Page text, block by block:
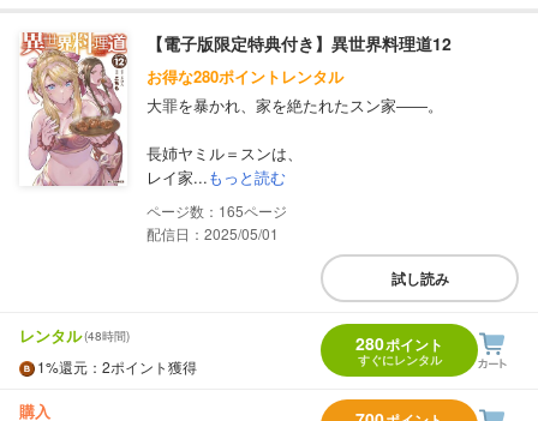
【電子版限定特典付き】異世界料理道12
お得な280ポイントレンタル
大罪を暴かれ、家を絶たれたスン家――。
長姉ヤミル＝スンは、
レイ家...もっと読む
165
配信日：2025/05/01
試し読み
レンタル(48時間)
1%還元 ：2ポイント獲得
280ポイント
すぐにレンタル
購入